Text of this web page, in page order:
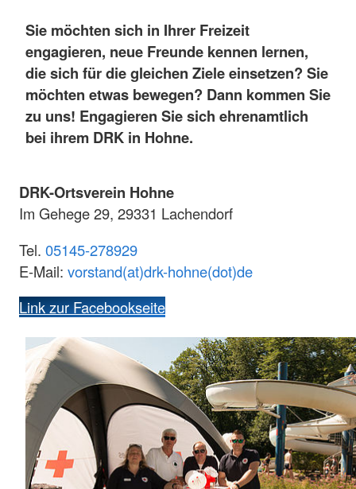
Sie möchten sich in Ihrer Freizeit
engagieren, neue Freunde kennen lernen,
die sich für die gleichen Ziele einsetzen? Sie
möchten etwas bewegen? Dann kommen Sie
zu uns! Engagieren Sie sich ehrenamtlich
bei ihrem DRK in Hohne.
DRK-Ortsverein Hohne
Im Gehege 29, 29331 Lachendorf
Tel. 05145-278929
E-Mail: vorstand(at)drk-hohne(dot)de
Link zur Facebookseite